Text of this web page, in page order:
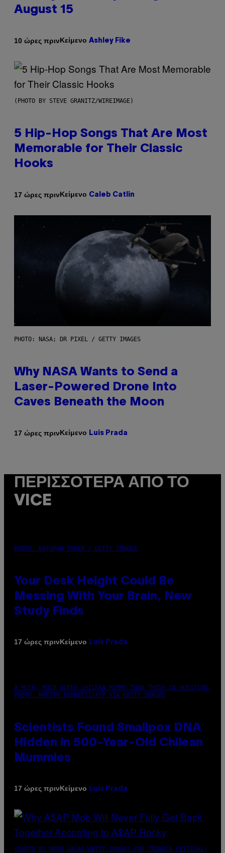
August 15
10 ώρες πρινΚείμενο Ashley Fike
(PHOTO BY STEVE GRANITZ/WIREIMAGE)
5 Hip-Hop Songs That Are Most
Memorable for Their Classic
Hooks
17 ώρες πρινΚείμενο Caleb Catlin
PHOTO: NASA; DR PIXEL / GETTY IMAGES
Why NASA Wants to Send a
Laser-Powered Drone Into
Caves Beneath the Moon
17 ώρες πρινΚείμενο Luis Prada
ΠΕΡΙΣΣΌΤΕΡΑ ΑΠΌ ΤΟ
VICE
PHOTO: BATUHAN TOKER / GETTY IMAGES
Your Desk Height Could Be
Messing With Your Brain, New
Study Finds
17 ώρες πρινΚείμενο Luis Prada
A MUCH, MUCH OLDER CHILEAN MUMMY THAN THOSE IN QUESTION.
PHOTO: MARTIN BERNETTI/AFP VIA GETTY IMAGES
Scientists Found Smallpox DNA
Hidden in 500-Year-Old Chilean
Mummies
17 ώρες πρινΚείμενο Luis Prada
(PHOTO BY NOAM GALAI/GETTY IMAGES FOR TRIBECA FESTIVAL)